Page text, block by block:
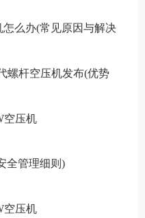
么办(常见原因与解决
螺杆空压机发布(优势
空压机
全管理细则)
空压机